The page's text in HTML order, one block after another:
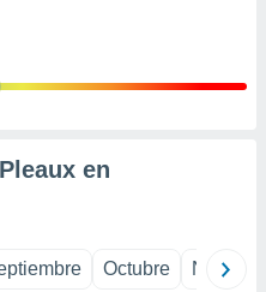
en
Octubre